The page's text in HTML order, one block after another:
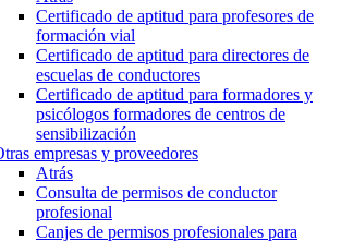
Certificado de aptitud para profesores de
formación vial
Certificado de aptitud para directores de
escuelas de conductores
Certificado de aptitud para formadores y
psicólogos formadores de centros de
sensibilización
empresas y proveedores
Atrás
Consulta de permisos de conductor
profesional
Canjes de permisos profesionales para